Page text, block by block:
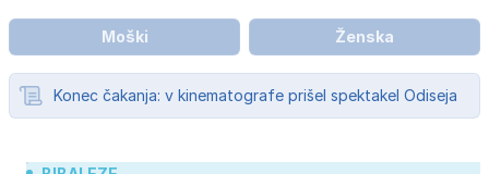
Moški Ženska
Konec čakanja: v kinematografe prišel spektakel Odiseja